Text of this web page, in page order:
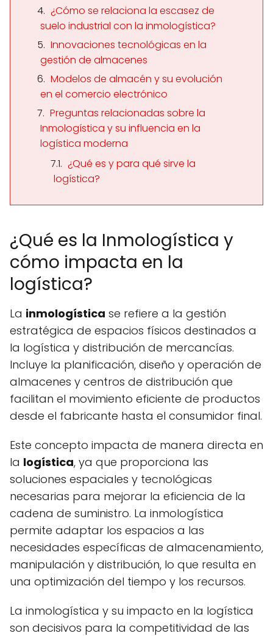
¿Cómo se relaciona la escasez de
suelo industrial con la inmologística?
Innovaciones tecnológicas en la
gestión de almacenes
Modelos de almacén y su evolución
en el comercio electrónico
Preguntas relacionadas sobre la
Inmologística y su influencia en la
logística moderna
¿Qué es y para qué sirve la
logística?
¿Qué es la Inmologística y
cómo impacta en la
logística?
La inmologística se refiere a la gestión
estratégica de espacios físicos destinados a
la logística y distribución de mercancías.
Incluye la planificación, diseño y operación de
almacenes y centros de distribución que
facilitan el movimiento eficiente de productos
desde el fabricante hasta el consumidor final.
Este concepto impacta de manera directa en
la logística, ya que proporciona las
soluciones espaciales y tecnológicas
necesarias para mejorar la eficiencia de la
cadena de suministro. La inmologística
permite adaptar los espacios a las
necesidades específicas de almacenamiento,
manipulación y distribución, lo que resulta en
una optimización del tiempo y los recursos.
La inmologística y su impacto en la logística
son decisivos para la competitividad de las